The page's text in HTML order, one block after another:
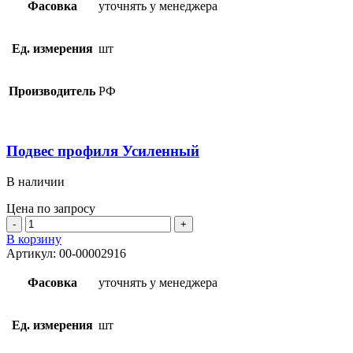
Фасовка уточнять у менеджера
Ед. измерения шт
Производитель РФ
Подвес профиля Усиленный
В наличии
Цена по запросу
Количество
товара
Подвес
профиля
Усиленный
В корзину
Артикул: 00-00002916
Фасовка уточнять у менеджера
Ед. измерения шт